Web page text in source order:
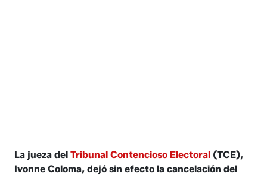
La jueza delTribunal Contencioso Electoral (TCE),
Ivonne Coloma, dejó sin efecto la cancelación del